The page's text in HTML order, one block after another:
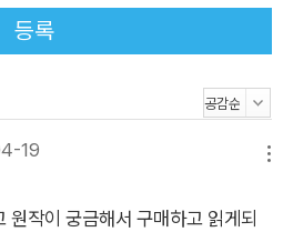
등록
19
원작이 궁금해서 구매하고 읽게되